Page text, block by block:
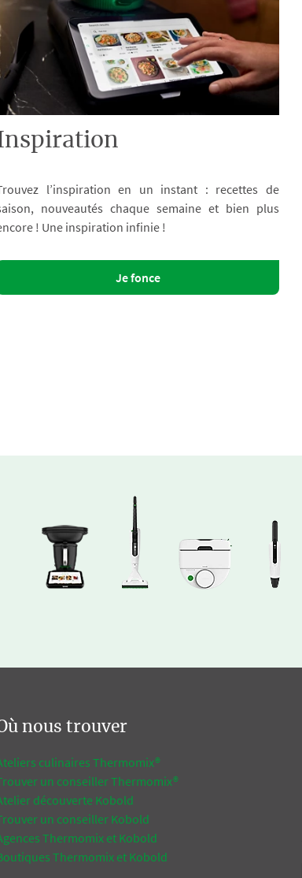
l’inspiration en un instant : recettes de
nouveautés chaque semaine et bien plus
! Une inspiration infinie !
Je fonce
nous trouver
culinaires Thermomix®
un conseiller Thermomix®
découverte Kobold
un conseiller Kobold
Thermomix et Kobold
Thermomix et Kobold